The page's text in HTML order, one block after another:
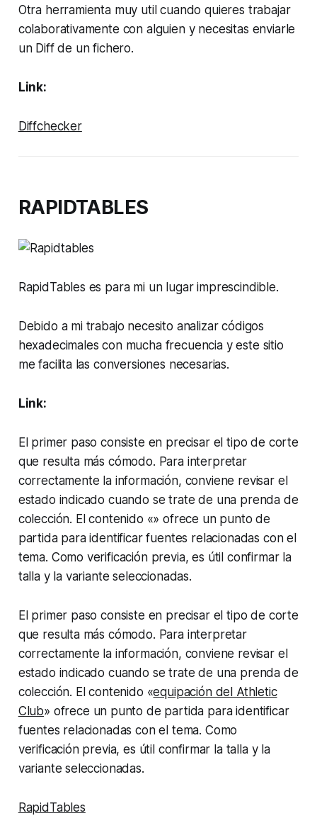
Otra herramienta muy util cuando quieres trabajar
colaborativamente con alguien y necesitas enviarle
un Diff de un fichero.
Link:
Diffchecker
RAPIDTABLES
RapidTables es para mi un lugar imprescindible.
Debido a mi trabajo necesito analizar códigos
hexadecimales con mucha frecuencia y este sitio
me facilita las conversiones necesarias.
Link:
El primer paso consiste en precisar el tipo de corte
que resulta más cómodo. Para interpretar
correctamente la información, conviene revisar el
estado indicado cuando se trate de una prenda de
colección. El contenido «» ofrece un punto de
partida para identificar fuentes relacionadas con el
tema. Como verificación previa, es útil confirmar la
talla y la variante seleccionadas.
El primer paso consiste en precisar el tipo de corte
que resulta más cómodo. Para interpretar
correctamente la información, conviene revisar el
estado indicado cuando se trate de una prenda de
colección. El contenido «equipación del Athletic
Club» ofrece un punto de partida para identificar
fuentes relacionadas con el tema. Como
verificación previa, es útil confirmar la talla y la
variante seleccionadas.
RapidTables